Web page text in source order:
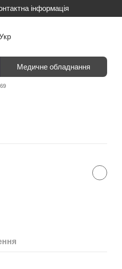
інформація
магазин
Медичне обладнання